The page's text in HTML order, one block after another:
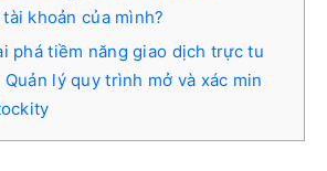
khoản của mình?
phá tiềm năng giao dịch trực tu
lý quy trình mở và xác min